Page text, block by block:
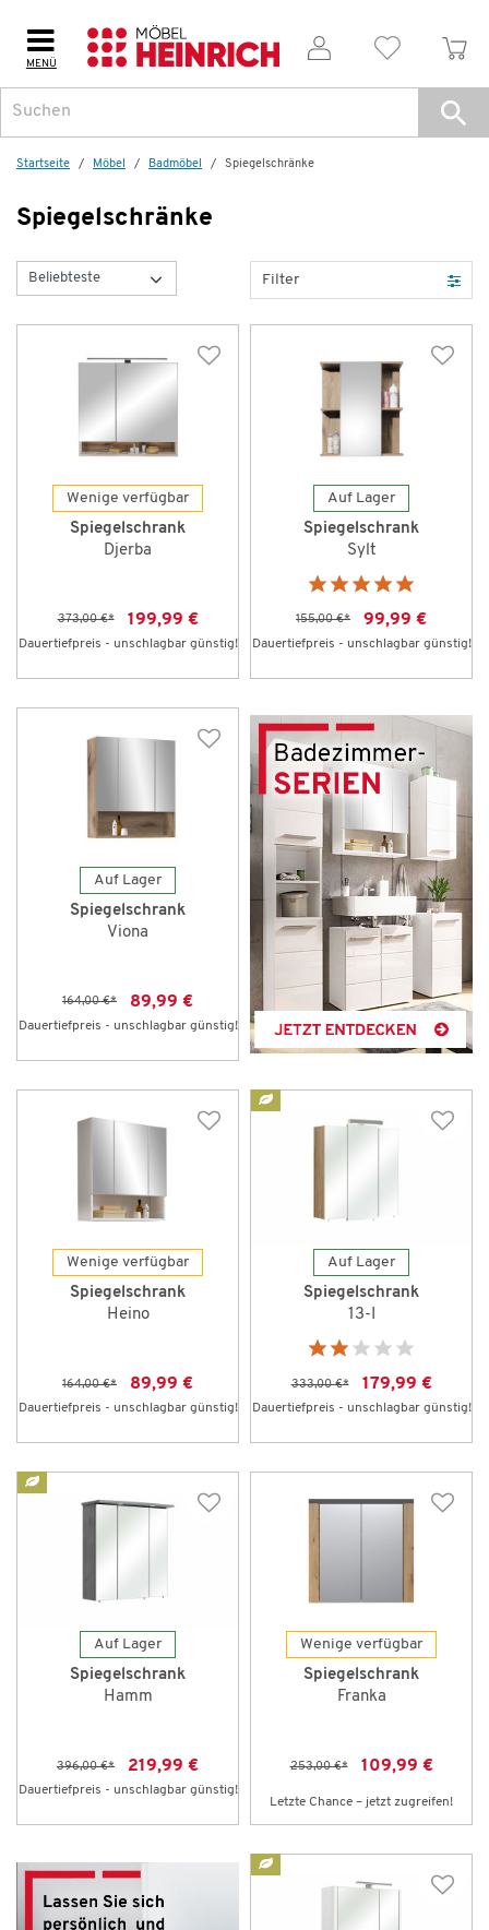
MENÜ
Startseite Möbel Badmöbel Spiegelschränke
Spiegelschränke
Filter
Wenige verfügbar
Spiegelschrank
Djerba
373,00 €* 199,99 €
Dauertiefpreis - unschlagbar günstig!
Auf Lager
Spiegelschrank
Sylt
155,00 €* 99,99 €
Dauertiefpreis - unschlagbar günstig!
Auf Lager
Spiegelschrank
Viona
164,00 €* 89,99 €
Dauertiefpreis - unschlagbar günstig!
Wenige verfügbar
Spiegelschrank
Heino
164,00 €* 89,99 €
Dauertiefpreis - unschlagbar günstig!
Auf Lager
Spiegelschrank
13-I
333,00 €* 179,99 €
Dauertiefpreis - unschlagbar günstig!
Auf Lager
Spiegelschrank
Hamm
396,00 €* 219,99 €
Dauertiefpreis - unschlagbar günstig!
Wenige verfügbar
Spiegelschrank
Franka
253,00 €* 109,99 €
Letzte Chance – jetzt zugreifen!